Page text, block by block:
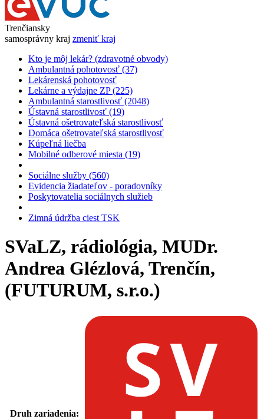
Trenčiansky
samosprávny kraj zmeniť kraj
Kto je môj lekár? (zdravotné obvody)
Ambulantná pohotovosť (37)
Lekárenská pohotovosť
Lekárne a výdajne ZP (225)
Ambulantná starostlivosť (2048)
Ústavná starostlivosť (19)
Ústavná ošetrovateľská starostlivosť
Domáca ošetrovateľská starostlivosť
Kúpeľná liečba
Mobilné odberové miesta (19)
Sociálne služby (560)
Evidencia žiadateľov - poradovníky
Poskytovatelia sociálnych služieb
Zimná údržba ciest TSK
SVaLZ, rádiológia, MUDr.
Andrea Glézlová, Trenčín,
(FUTURUM, s.r.o.)
Druh zariadenia: